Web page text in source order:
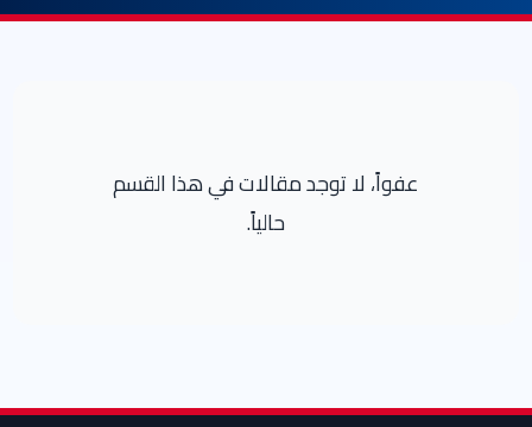
عفواً، لا توجد مقالات في هذا القسم
حالياً.